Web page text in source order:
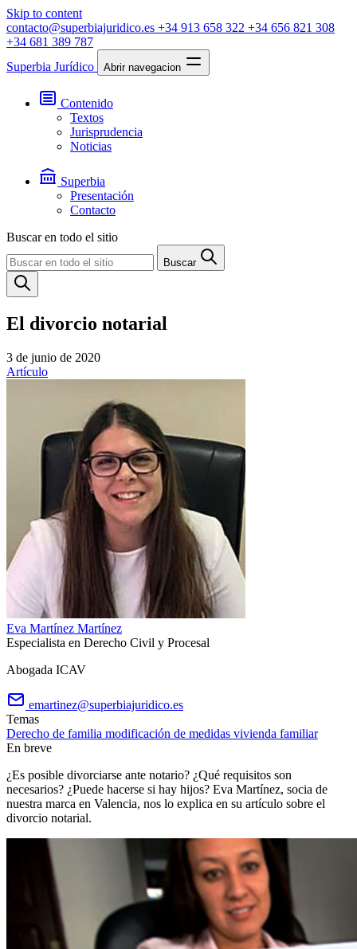
Skip to content
contacto@superbiajuridico.es +34 913 658 322 +34 656 821 308
+34 681 389 787
Superbia Jurídico
Abrir navegacion
Contenido
Textos
Jurisprudencia
Noticias
Superbia
Presentación
Contacto
Buscar en todo el sitio
Buscar
El divorcio notarial
3 de junio de 2020
Artículo
Eva Martínez Martínez
Especialista en Derecho Civil y Procesal
Abogada ICAV
emartinez@superbiajuridico.es
Temas
Derecho de familia modificación de medidas vivienda familiar
En breve
¿Es posible divorciarse ante notario? ¿Qué requisitos son
necesarios? ¿Puede hacerse si hay hijos? Eva Martínez, socia de
nuestra marca en Valencia, nos lo explica en su artículo sobre el
divorcio notarial.